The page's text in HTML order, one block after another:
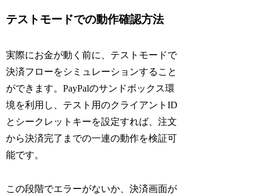
テストモードでの動作確認方法
実際にお金が動く前に、テストモードで
決済フローをシミュレーションすること
ができます。PayPalのサンドボックス環
境を利用し、テスト用のクライアントID
とシークレットキーを設定すれば、注文
から決済完了までの一連の動作を検証可
能です。
この段階でエラーがないか、決済画面が